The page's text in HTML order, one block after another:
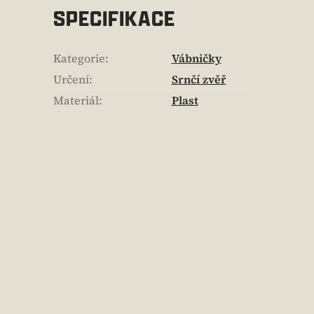
SPECIFIKACE
Kategorie:
Vábničky
Určení:
Srnčí zvěř
Materiál: Plast